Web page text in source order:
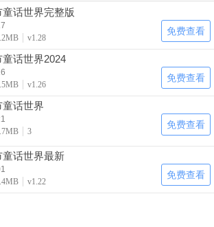
话世界完整版
v1.28
免费查看
话世界2024
v1.26
免费查看
话世界
3
免费查看
童话世界最新
v1.22
免费查看